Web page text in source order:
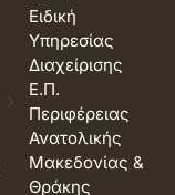
Ειδική
Υπηρεσίας
Διαχείρισης
Ε.Π.
Περιφέρειας
Ανατολικής
Μακεδονίας &
Θράκης